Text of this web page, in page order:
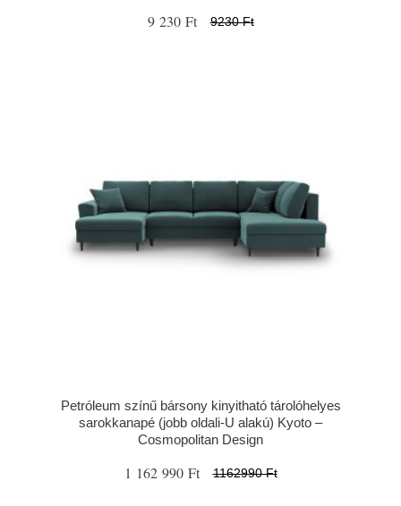
9 230 Ft 9230 Ft
Petróleum színű bársony kinyitható tárolóhelyes
sarokkanapé (jobb oldali-U alakú) Kyoto –
Cosmopolitan Design
1 162 990 Ft 1162990 Ft